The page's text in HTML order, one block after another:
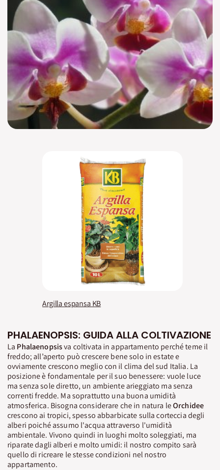
Argilla espansa KB
PHALAENOPSIS: GUIDA ALLA COLTIVAZIONE
La Phalaenopsisva coltivata in appartamento perché teme il
freddo; all’aperto può crescere bene solo in estate e
ovviamente crescono meglio con il clima del sud Italia. La
posizione è fondamentale per il suo benessere: vuole luce
ma senza sole diretto, un ambiente arieggiato ma senza
correnti fredde. Ma soprattutto una buona umidità
atmosferica. Bisogna considerare che in natura leOrchidee
crescono ai tropici, spesso abbarbicate sulla corteccia degli
alberi poiché assumo l'acqua attraverso l'umidità
ambientale. Vivono quindi in luoghi molto soleggiati, ma
riparate dagli alberi e molto umidi: il nostro compito sarà
quello di ricreare le stesse condizioni nel nostro
appartamento.